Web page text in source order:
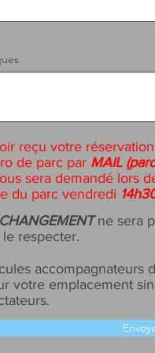
reçu votre
de parc par MAIL (
sera demandé lors
du parc vendredi
ne sera
respecter.
accompagnateurs
votre emplacement